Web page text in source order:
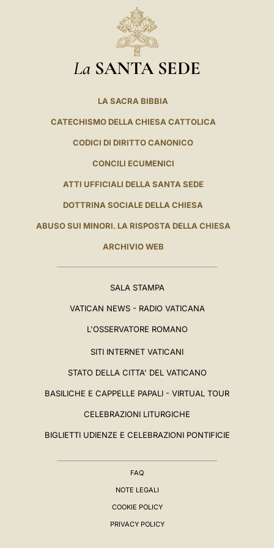
La SANTA SEDE
LA SACRA BIBBIA
CATECHISMO DELLA CHIESA CATTOLICA
CODICI DI DIRITTO CANONICO
CONCILI ECUMENICI
ATTI UFFICIALI DELLA SANTA SEDE
DOTTRINA SOCIALE DELLA CHIESA
ABUSO SUI MINORI. LA RISPOSTA DELLA CHIESA
ARCHIVIO WEB
SALA STAMPA
VATICAN NEWS - RADIO VATICANA
L'OSSERVATORE ROMANO
SITI INTERNET VATICANI
STATO DELLA CITTA' DEL VATICANO
BASILICHE E CAPPELLE PAPALI - VIRTUAL TOUR
CELEBRAZIONI LITURGICHE
BIGLIETTI UDIENZE E CELEBRAZIONI PONTIFICIE
FAQ
NOTE LEGALI
COOKIE POLICY
PRIVACY POLICY